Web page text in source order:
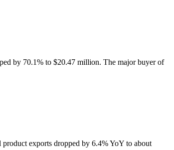
by 70.1% to $20.47 million. The major buyer of
exports dropped by 6.4% YoY to about